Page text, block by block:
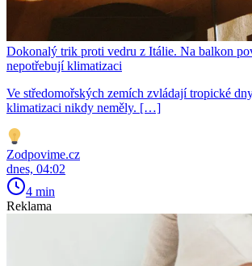
Dokonalý trik proti vedru z Itálie. Na balkon
nepotřebují klimatizaci
Ve středomořských zemích zvládají tropické
klimatizaci nikdy neměly. […]
Zodpovime.cz
dnes, 04:02
4 min
Reklama